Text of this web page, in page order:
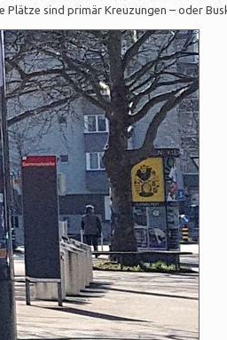
sind primär Kreuzungen – oder